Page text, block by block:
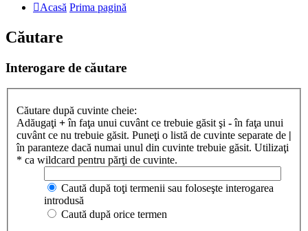
Acasă Prima pagină
Căutare
Interogare de căutare
Căutare după cuvinte cheie:
Adăugaţi +în faţa unui cuvânt ce trebuie găsit şi -în faţa unui
cuvânt ce nu trebuie găsit. Puneţi o listă de cuvinte separate de |
în paranteze dacă numai unul din cuvinte trebuie găsit. Utilizaţi
* ca wildcard pentru părţi de cuvinte.
Caută după toţi termenii sau foloseşte interogarea
introdusă
Caută după orice termen